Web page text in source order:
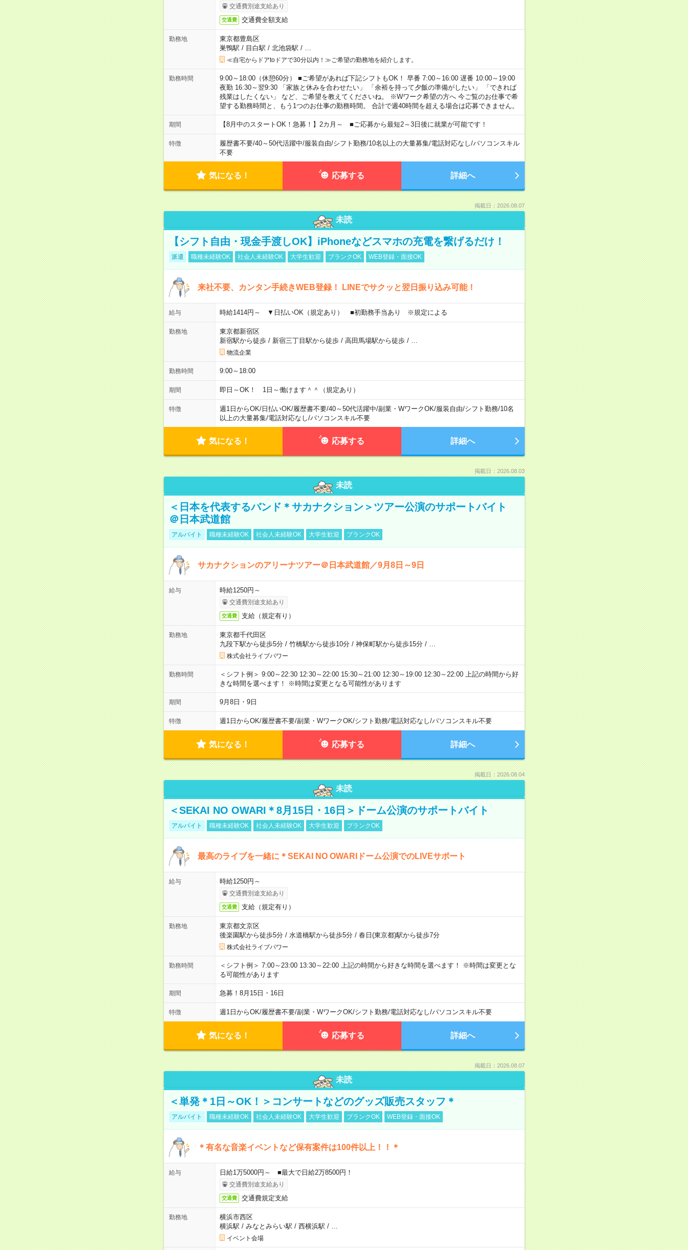
交通費別途支給あり
交通費 交通費全額支給
勤務地
東京都豊島区
巣鴨駅 / 目白駅 / 北池袋駅 /
≪自宅からドアtoドアで30分以内！≫ご希望の勤務地を紹介します。
勤務時間
9:00～18:00（休憩60分） ■ご希望があれば下記シフトもOK！ 早番 7:00～16:00 遅番 10:00～19:00
夜勤 16:30～翌9:30 「家族と休みを合わせたい」 「余裕を持って夕飯の準備がしたい」 「できれば
残業はしたくない」 など、ご希望を教えてくださいね。 ※Wワーク希望の方へ 今ご覧のお仕事で希
望する勤務時間と、もう1つのお仕事の勤務時間。 合計で週40時間を超える場合は応募できません。
期間 【8月中のスタートOK！急募！】2カ月～ ■ご応募から最短2～3日後に就業が可能です！
特徴 履歴書不要/40～50代活躍中/服装自由/シフト勤務/10名以上の大量募集/電話対応なし/パソコンスキル
不要
気になる！ 応募する 詳細へ
掲載日：2026.08.07
未読
【シフト自由・現金手渡しOK】iPhoneなどスマホの充電を繋げるだけ！
派遣 職種未経験OK 社会人未経験OK 大学生歓迎 ブランクOK WEB登録・面接OK
来社不要、カンタン手続きWEB登録！ LINEでサクッと翌日振り込み可能！
給与 時給1414円～ ▼日払いOK（規定あり） ■初勤務手当あり ※規定による
勤務地
東京都新宿区
新宿駅から徒歩/ 新宿三丁目駅から徒歩/ 高田馬場駅から徒歩/
物流企業
勤務時間 9:00～18:00
期間 即日～OK！ 1日～働けます＾＾（規定あり）
特徴 週1日からOK/日払いOK/履歴書不要/40～50代活躍中/副業・WワークOK/服装自由/シフト勤務/10名
以上の大量募集/電話対応なし/パソコンスキル不要
気になる！ 応募する 詳細へ
掲載日：2026.08.03
未読
＜日本を代表するバンド＊サカナクション＞ツアー公演のサポートバイト
＠日本武道館
アルバイト 職種未経験OK 社会人未経験OK 大学生歓迎 ブランクOK
サカナクションのアリーナツアー＠日本武道館／9月8日～9日
給与 時給1250円～
交通費別途支給あり
交通費 支給（規定有り）
勤務地
東京都千代田区
九段下駅から徒歩5分/ 竹橋駅から徒歩10分/ 神保町駅から徒歩15分/
株式会社ライブパワー
勤務時間
＜シフト例＞ 9:00～22:30 12:30～22:00 15:30～21:00 12:30～19:00 12:30～22:00 上記の時間から好
きな時間を選べます！ ※時間は変更となる可能性があります
期間 9月8日・9日
特徴 週1日からOK/履歴書不要/副業・WワークOK/シフト勤務/電話対応なし/パソコンスキル不要
気になる！ 応募する 詳細へ
掲載日：2026.08.04
未読
＜SEKAI NO OWARI＊8月15日・16日＞ドーム公演のサポートバイト
アルバイト 職種未経験OK 社会人未経験OK 大学生歓迎 ブランクOK
最高のライブを一緒に＊SEKAI NO OWARIドーム公演でのLIVEサポート
給与 時給1250円～
交通費別途支給あり
交通費 支給（規定有り）
勤務地
東京都文京区
後楽園駅から徒歩5分/ 水道橋駅から徒歩5分/ 春日(東京都)駅から徒歩7分
株式会社ライブパワー
勤務時間
＜シフト例＞ 7:00～23:00 13:30～22:00 上記の時間から好きな時間を選べます！ ※時間は変更とな
る可能性があります
期間 急募！8月15日・16日
特徴 週1日からOK/履歴書不要/副業・WワークOK/シフト勤務/電話対応なし/パソコンスキル不要
気になる！ 応募する 詳細へ
掲載日：2026.08.07
未読
＜単発＊1日～OK！＞コンサートなどのグッズ販売スタッフ＊
アルバイト 職種未経験OK 社会人未経験OK 大学生歓迎 ブランクOK WEB登録・面接OK
＊有名な音楽イベントなど保有案件は100件以上！！＊
給与 日給1万5000円～ ■最大で日給2万8500円！
交通費別途支給あり
交通費 交通費規定支給
勤務地
横浜市西区
横浜駅 / みなとみらい駅 / 西横浜駅 /
イベント会場